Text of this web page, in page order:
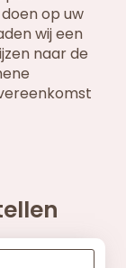
op uw
wij een
naar de